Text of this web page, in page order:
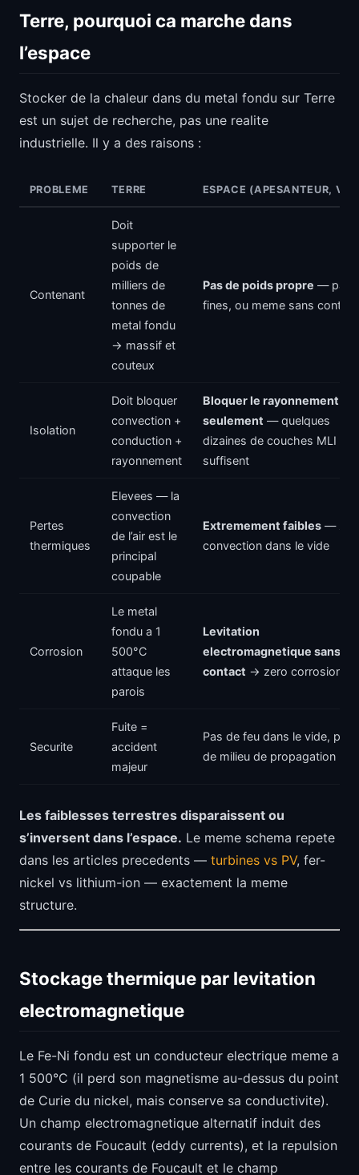
Terre, pourquoi ca marche dans
l’espace
Stocker de la chaleur dans du metal fondu sur Terre
est un sujet de recherche, pas une realite
industrielle. Il y a des raisons :
PROBLEME TERRE ESPACE (APESANTEUR,
Contenant
Doit
supporter le
poids de
milliers de
tonnes de
metal fondu
-> massif et
couteux
Pas de poids propre —
fines, ou meme sans contact
Isolation
Doit bloquer
convection +
conduction +
rayonnement
Bloquer le rayonnement
seulement — quelques
dizaines de couches MLI
suffisent
Pertes
thermiques
Elevees — la
convection
de l’air est le
principal
coupable
Extremement faibles—
convection dans le vide
Corrosion
Le metal
fondu a 1
500°C
attaque les
parois
Levitation
electromagnetique sans
contact -> zero corrosion
Securite
Fuite =
accident
majeur
Pas de feu dans le vide, pas
de milieu de propagation
Les faiblesses terrestres disparaissent ou
s’inversent dans l’espace. Le meme schema repete
dans les articles precedents — turbines vs PV, fer-
nickel vs lithium-ion — exactement la meme
structure.
Stockage thermique par levitation
electromagnetique
Le Fe-Ni fondu est un conducteur electrique meme a
1 500°C (il perd son magnetisme au-dessus du point
de Curie du nickel, mais conserve sa conductivite).
Un champ electromagnetique alternatif induit des
courants de Foucault (eddy currents), et la repulsion
entre les courants de Foucault et le champ